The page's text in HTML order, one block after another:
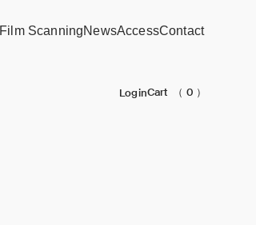
Film ScanningNewsAccessContact
LoginCart （ 0 ）